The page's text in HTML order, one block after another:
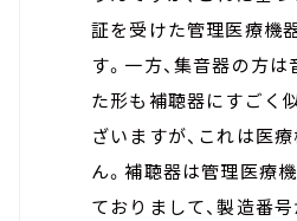
証を受けた管理医療機
す。一方、集音器の方
た形も補聴器にすごく
ざいますが、これは医
ん。補聴器は管理医療
ておりまして、製造番